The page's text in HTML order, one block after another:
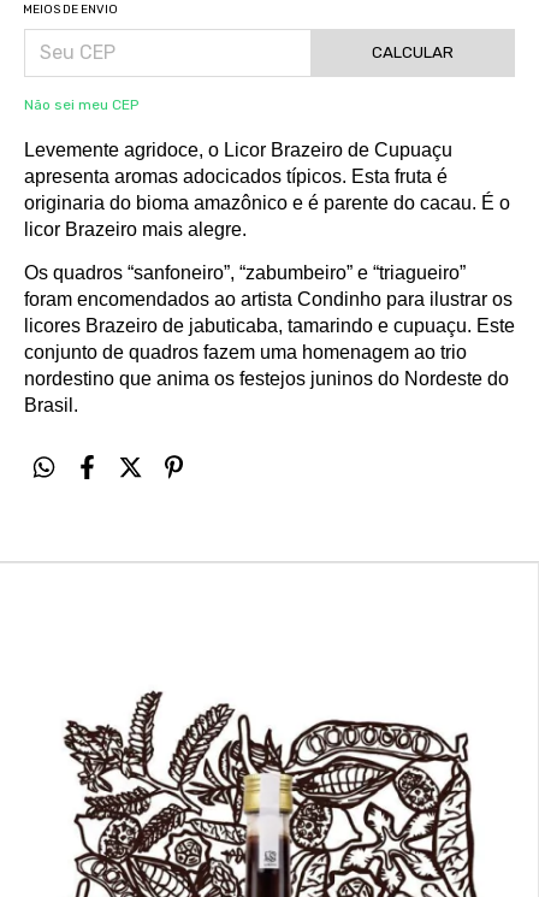
MEIOS DE ENVIO
CALCULAR
Não sei meu CEP
Levemente agridoce, o Licor Brazeiro de Cupuaçu
apresenta aromas adocicados típicos. Esta fruta é
originaria do bioma amazônico e é parente do cacau. É o
licor Brazeiro mais alegre.
Os quadros “sanfoneiro”, “zabumbeiro” e “triagueiro”
foram encomendados ao artista Condinho para ilustrar os
licores Brazeiro de jabuticaba, tamarindo e cupuaçu. Este
conjunto de quadros fazem uma homenagem ao trio
nordestino que anima os festejos juninos do Nordeste do
Brasil.